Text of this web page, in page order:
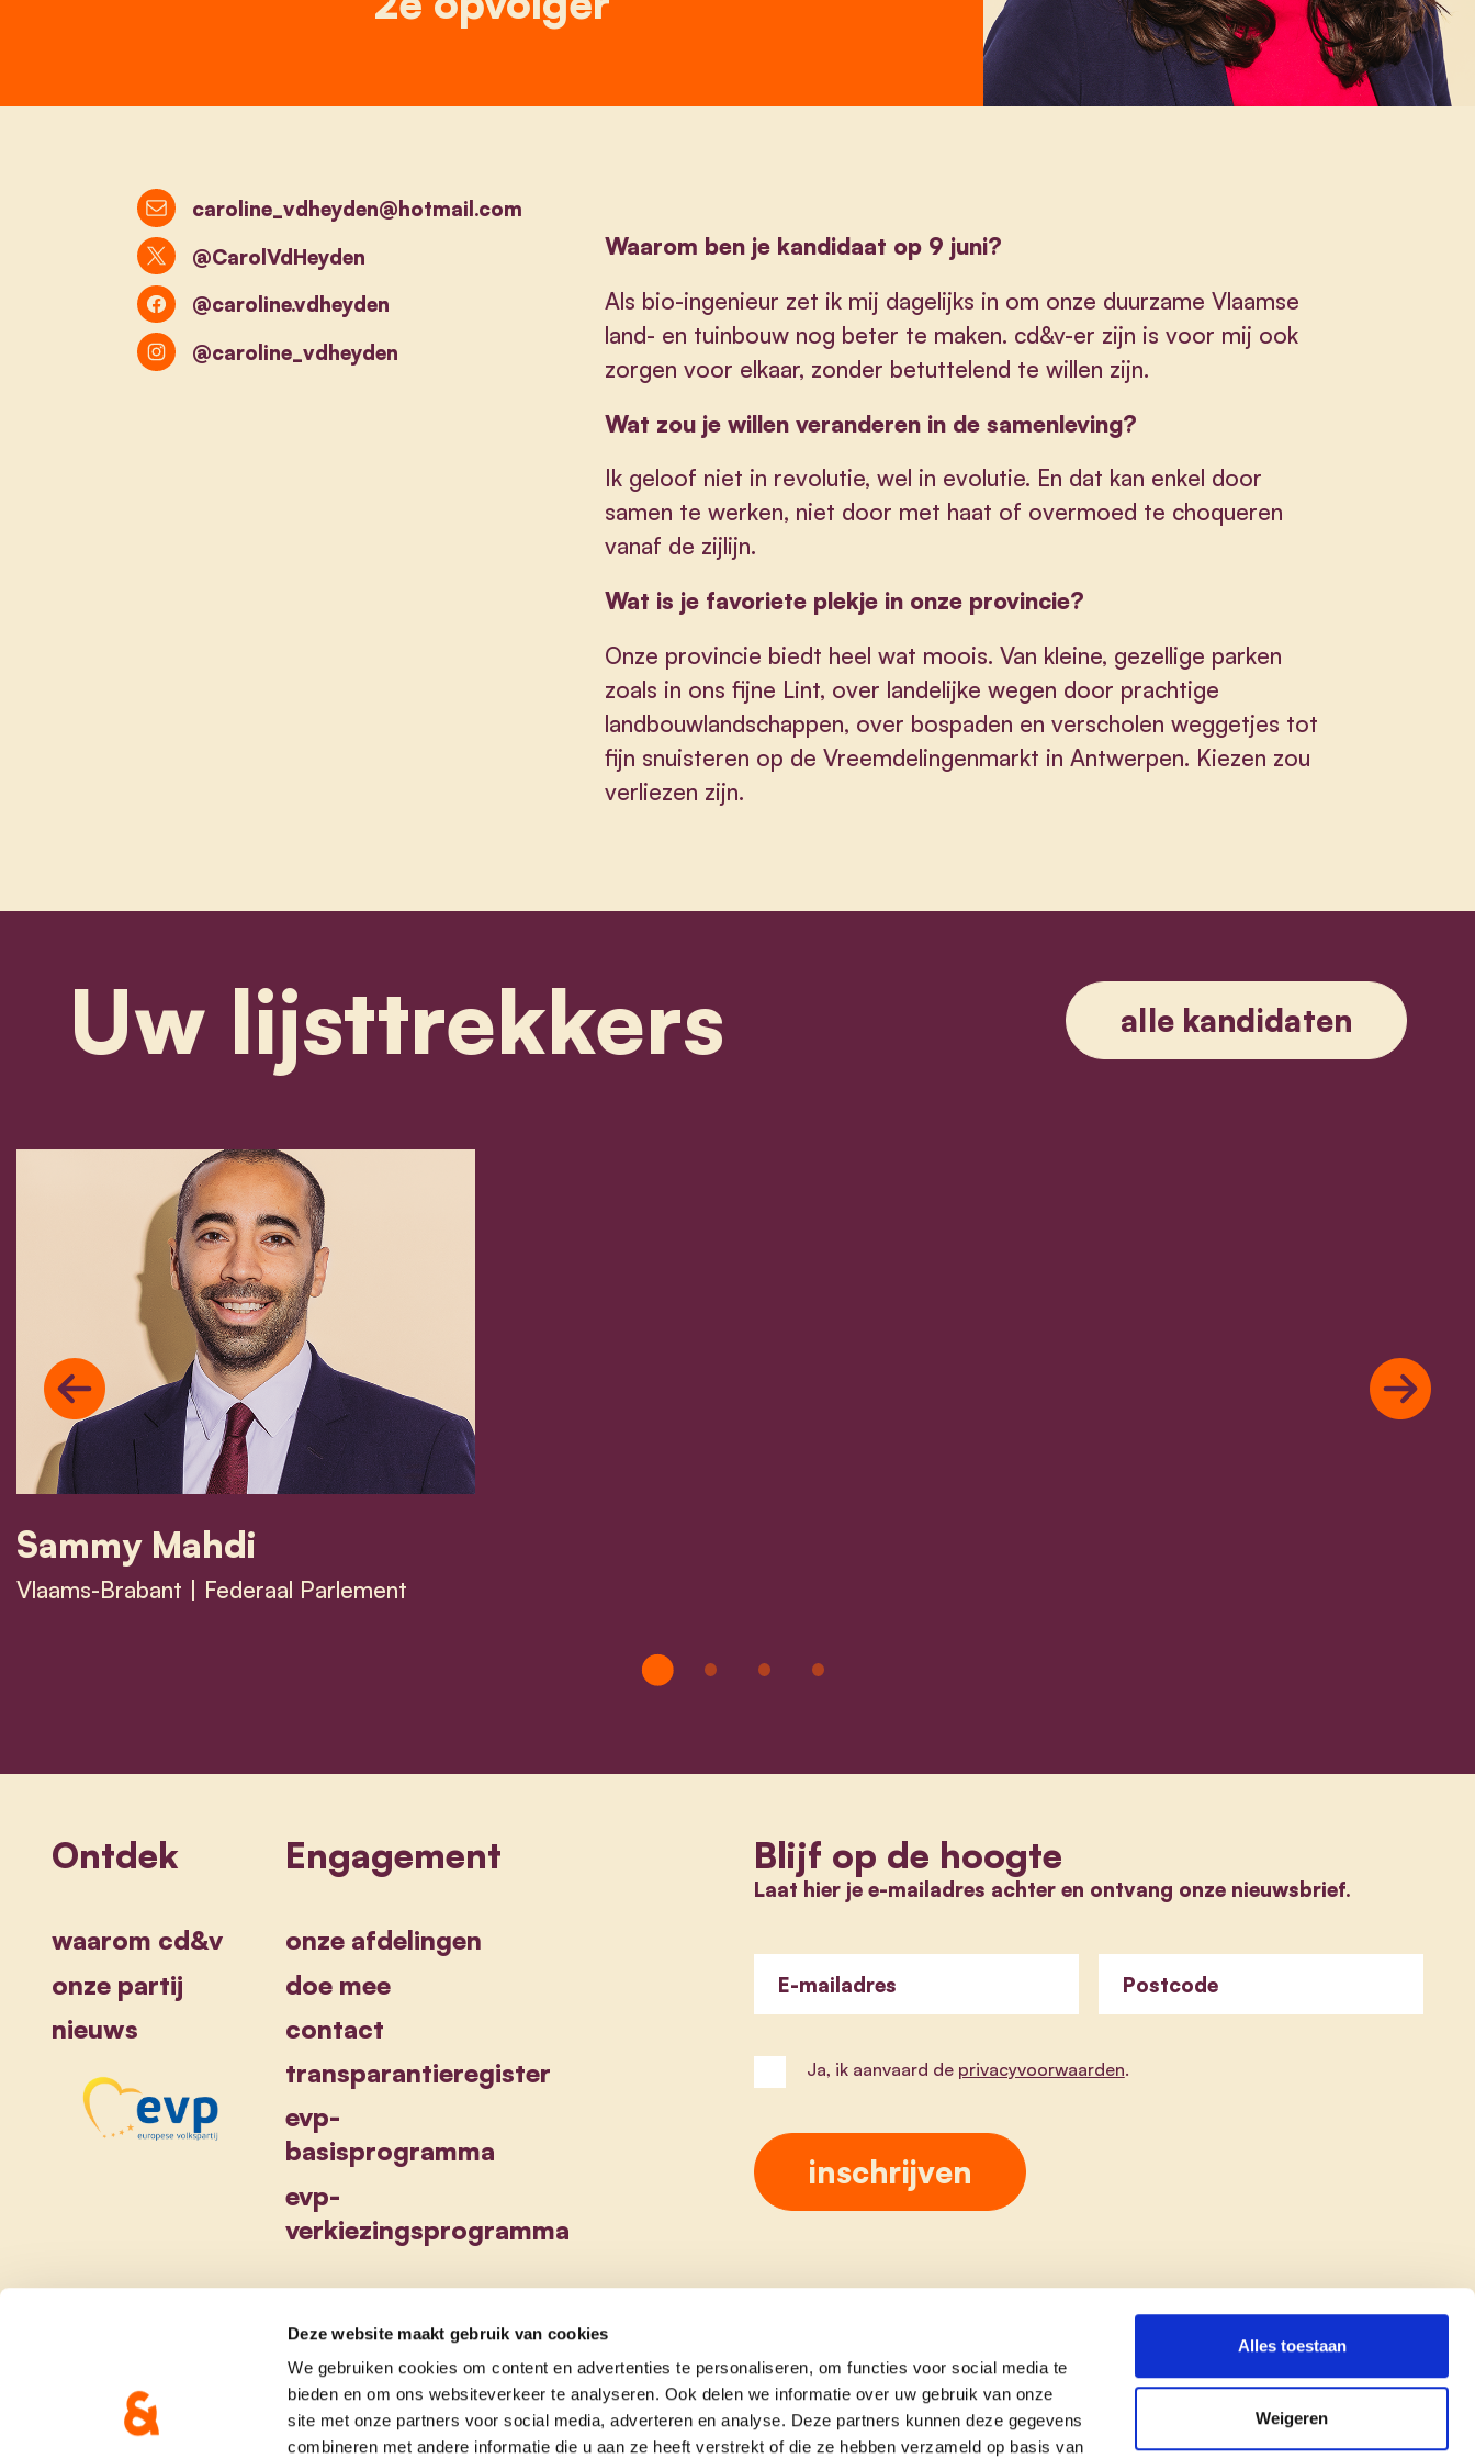
Deze website maakt gebruik van cookies
We gebruiken cookies om content en advertenties te personaliseren, om functies voor social media te
bieden en om ons websiteverkeer te analyseren. Ook delen we informatie over uw gebruik van onze
site met onze partners voor social media, adverteren en analyse. Deze partners kunnen deze gegevens
combineren met andere informatie die u aan ze heeft verstrekt of die ze hebben verzameld op basis van
Alles toestaan
Weigeren
Waarom ben je kandidaat op 9 juni?
Als bio-ingenieur zet ik mij dagelijks in om onze duurzame Vlaamse
land- en tuinbouw nog beter te maken. cd&v-er zijn is voor mij ook
zorgen voor elkaar, zonder betuttelend te willen zijn.
Wat zou je willen veranderen in de samenleving?
Ik geloof niet in revolutie, wel in evolutie. En dat kan enkel door
samen te werken, niet door met haat of overmoed te choqueren
vanaf de zijlijn.
Wat is je favoriete plekje in onze provincie?
Onze provincie biedt heel wat moois. Van kleine, gezellige parken
zoals in ons fijne Lint, over landelijke wegen door prachtige
landbouwlandschappen, over bospaden en verscholen weggetjes tot
fijn snuisteren op de Vreemdelingenmarkt in Antwerpen. Kiezen zou
verliezen zijn.
caroline_vdheyden@hotmail.com
@CarolVdHeyden
@caroline.vdheyden
@caroline_vdheyden
Uw lijsttrekkers alle kandidaten
Sammy Mahdi
Vlaams-Brabant | Federaal Parlement
Previous Next
Ontdek
waarom cd&v
onze partij
nieuws
Engagement
onze afdelingen
doe mee
contact
transparantieregister
evp-
basisprogramma
evp-
verkiezingsprogramma
Blijf op de hoogte
Laat hier je e-mailadres achter en ontvang onze nieuwsbrief.
E-mailadres Postcode
Ja, ik aanvaard de privacyvoorwaarden.